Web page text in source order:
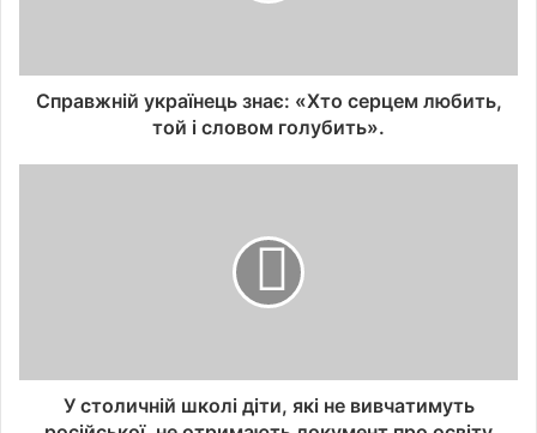
Справжній українець знає: «Хто серцем любить,
той і словом голубить».
У столичній школі діти, які не вивчатимуть